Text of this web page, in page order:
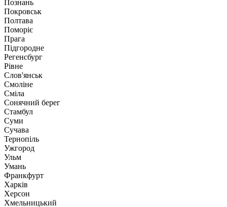
Познань
Покровськ
Полтава
Поморіє
Прага
Підгородне
Регенсбург
Рівне
Слов'янськ
Смоліне
Сміла
Сонячний берег
Стамбул
Суми
Сучава
Тернопіль
Ужгород
Ульм
Умань
Франкфурт
Харків
Херсон
Хмельницький